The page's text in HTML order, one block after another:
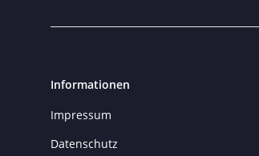
Informationen
Impressum
Datenschutz